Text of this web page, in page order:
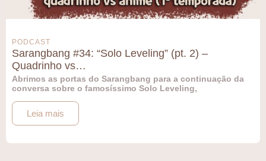
PODCAST
Sarangbang #34: “Solo Leveling” (pt. 2) –
Quadrinho vs…
Abrimos as portas do Sarangbang para a continuação da
conversa sobre o famosíssimo Solo Leveling,
Leia mais